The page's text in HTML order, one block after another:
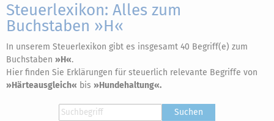
Steuerlexikon: Alles zum
Buchstaben »H«
In unserem Steuerlexikon gibt es insgesamt 40 Begriff(e) zum
Buchstaben »H«.
Hier finden Sie Erklärungen für steuerlich relevante Begriffe von
»Härteausgleich« bis »Hundehaltung«.
Suchen